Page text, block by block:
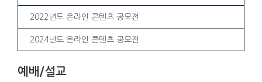
2022년도 온라인 콘텐츠 공모전
2024년도 온라인 콘텐츠 공모전
예배/설교